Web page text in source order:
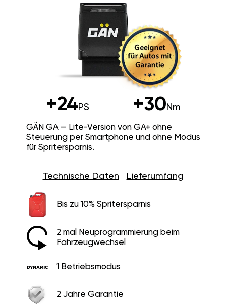
+24PS +30Nm
GÄN GA — Lite-Version von GA+ ohne
Steuerung per Smartphone und ohne Modus
für Spritersparnis.
Technische Daten Lieferumfang
Bis zu 10% Spritersparnis
2 mal Neuprogrammierung beim
Fahrzeugwechsel
1 Betriebsmodus
2 Jahre Garantie